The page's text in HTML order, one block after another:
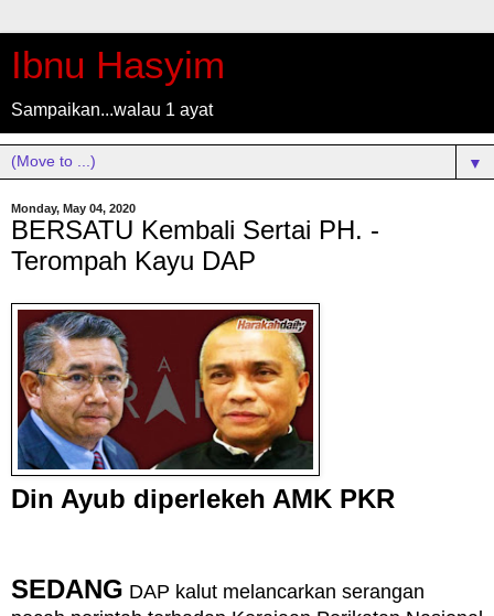
Ibnu Hasyim
Sampaikan...walau 1 ayat
▼
Monday, May 04, 2020
BERSATU Kembali Sertai PH. -
Terompah Kayu DAP
Din Ayub diperlekeh AMK PKR
SEDANG DAP kalut melancarkan serangan